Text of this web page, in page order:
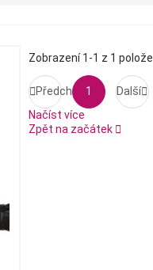
Zobrazení 1-1 z 1
Předchozí1 Další
Načíst více
Zpět na začátek 